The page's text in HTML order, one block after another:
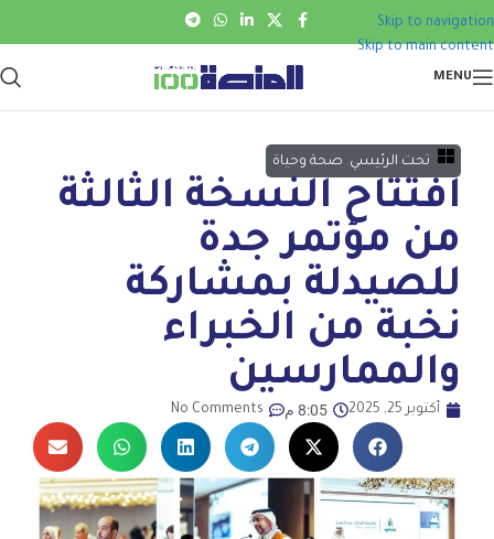
Skip to navigation
Skip to main content
MENU
تحت الرئيسي صحة وحياة
افتتاح النسخة الثالثة
من مؤتمر جدة
للصيدلة بمشاركة
نخبة من الخبراء
والممارسين
أكتوبر 25, 2025 8:05 م No Comments